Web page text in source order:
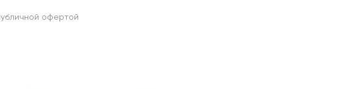
офертой